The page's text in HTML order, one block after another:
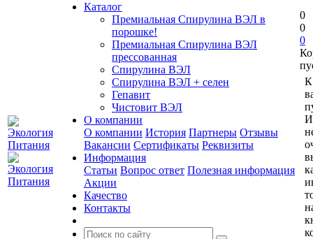
Каталог
Премиальная Спирулина ВЭЛ в
порошке!
Премиальная Спирулина ВЭЛ
прессованная
Спирулина ВЭЛ
Спирулина ВЭЛ + селен
Гепавит
Чистовит ВЭЛ
О компании
О компании История Партнеры Отзывы
Вакансии Сертификаты Реквизиты
Информация
Статьи Вопрос ответ Полезная информация
Акции
Качество
Контакты
0
0
0
К